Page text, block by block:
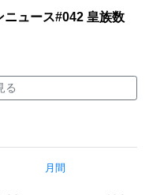
ニュース#042 皇族数
る
月間